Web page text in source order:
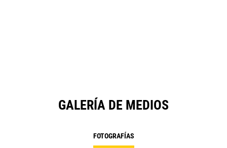
GALERÍA DE MEDIOS
FOTOGRAFÍAS